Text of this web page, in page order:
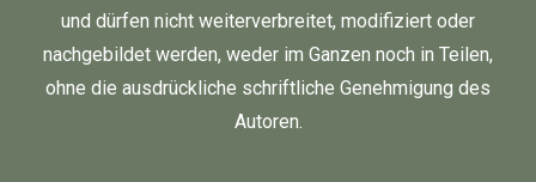
und dürfen nicht weiterverbreitet, modifiziert oder
nachgebildet werden, weder im Ganzen noch in Teilen,
ohne die ausdrückliche schriftliche Genehmigung des
Autoren.